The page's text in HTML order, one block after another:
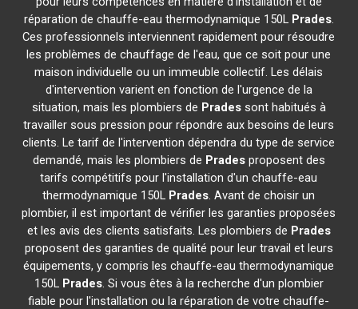
réparation de chauffe-eau thermodynamique 150L Prades.
Ces professionnels interviennent rapidement pour résoudre
les problèmes de chauffage de l'eau, que ce soit pour une
maison individuelle ou un immeuble collectif. Les délais
d'intervention varient en fonction de l'urgence de la
situation, mais les plombiers de Pradessont habitués à
travailler sous pression pour répondre aux besoins de leurs
clients. Le tarif de l'intervention dépendra du type de service
demandé, mais les plombiers de Pradesproposent des
tarifs compétitifs pour l'installation d'un chauffe-eau
thermodynamique 150L Prades. Avant de choisir un
plombier, il est important de vérifier les garanties proposées
et les avis des clients satisfaits. Les plombiers de Prades
proposent des garanties de qualité pour leur travail et leurs
équipements, y compris les chauffe-eau thermodynamique
150L Prades. Si vous êtes à la recherche d'un plombier
fiable pour l'installation ou la réparation de votre chauffe-